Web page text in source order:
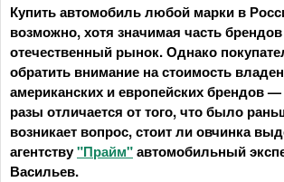
Купить автомобиль любой марки в
возможно, хотя значимая часть
отечественный рынок. Однако
обратить внимание на стоимость
американских и европейских брендов
разы отличается от того, что было
возникает вопрос, стоит ли овчинка
агентству"Прайм"автомобильный
Васильев.